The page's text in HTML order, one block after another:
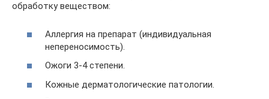
обработку веществом:
Аллергия на препарат (индивидуальная
непереносимость).
Ожоги 3-4 степени.
Кожные дерматологические патологии.